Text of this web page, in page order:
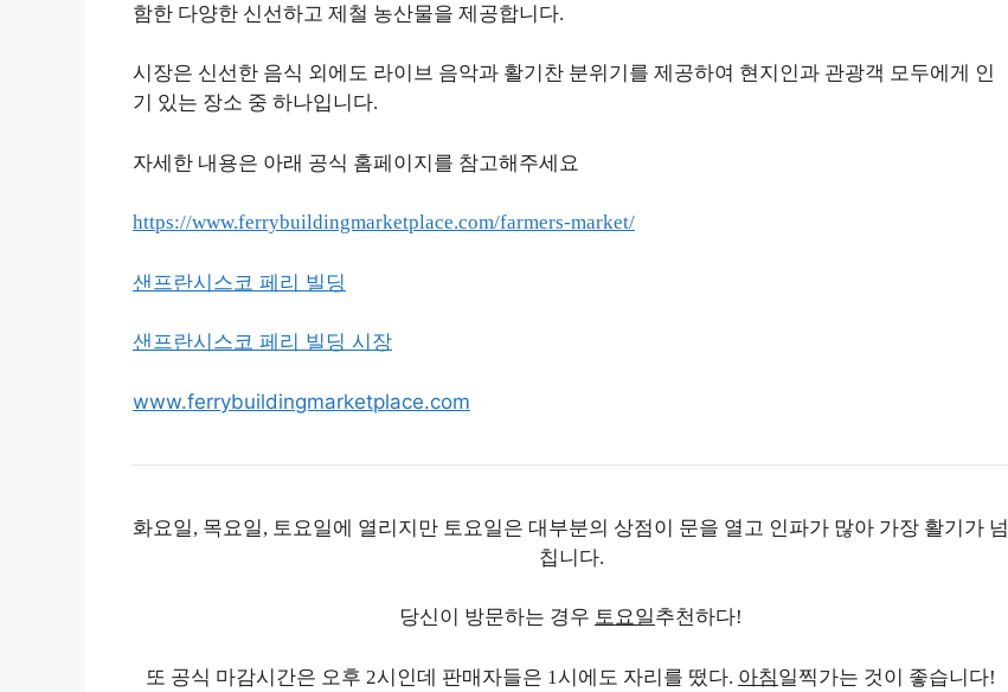
함한 다양한 신선하고 제철 농산물을 제공합니다.
시장은 신선한 음식 외에도 라이브 음악과 활기찬 분위기를 제공하여 현지인과 관광객 모두에게 인
기 있는 장소 중 하나입니다.
자세한 내용은 아래 공식 홈페이지를 참고해주세요
https://www.ferrybuildingmarketplace.com/farmers-market/
샌프란시스코 페리 빌딩
샌프란시스코 페리 빌딩 시장
www.ferrybuildingmarketplace.com
화요일, 목요일, 토요일에 열리지만 토요일은 대부분의 상점이 문을 열고 인파가 많아 가장 활기가 넘
칩니다.
당신이 방문하는 경우 토요일추천하다!
또 공식 마감시간은 오후 2시인데 판매자들은 1시에도 자리를 떴다. 아침일찍가는 것이 좋습니다!